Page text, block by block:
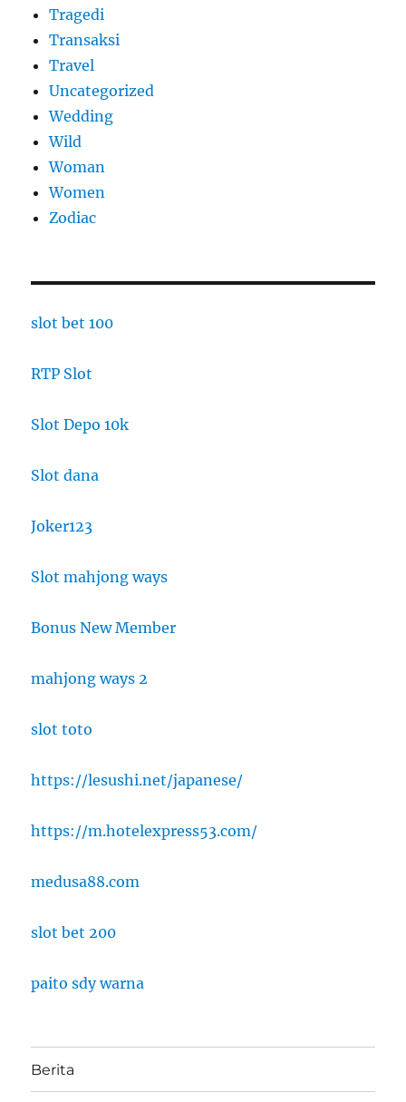
Tragedi
Transaksi
Travel
Uncategorized
Wedding
Wild
Woman
Women
Zodiac
slot bet 100
RTP Slot
Slot Depo 10k
Slot dana
Joker123
Slot mahjong ways
Bonus New Member
mahjong ways 2
slot toto
https://lesushi.net/japanese/
https://m.hotelexpress53.com/
medusa88.com
slot bet 200
paito sdy warna
Berita